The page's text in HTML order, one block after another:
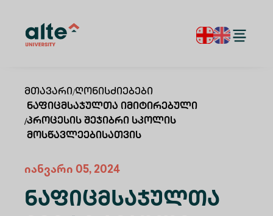
Მთავარი/Ღონისძიებები
/
Ნაფიცმსაჯულთა Იმიტირებული
Პროცესის Შეჯიბრი Სკოლის
Მოსწავლეებისათვის
იანვარი 05, 2024
Ნაფიცმსაჯულთა